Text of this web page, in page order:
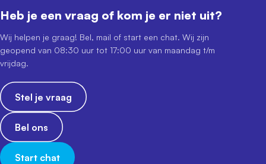
Heb je een vraag of kom je er niet uit?
Wij helpen je graag! Bel, mail of start een chat. Wij zijn
geopend van 08:30 uur tot 17:00 uur van maandag t/m
vrijdag.
Stel je vraag
Bel ons
Start chat